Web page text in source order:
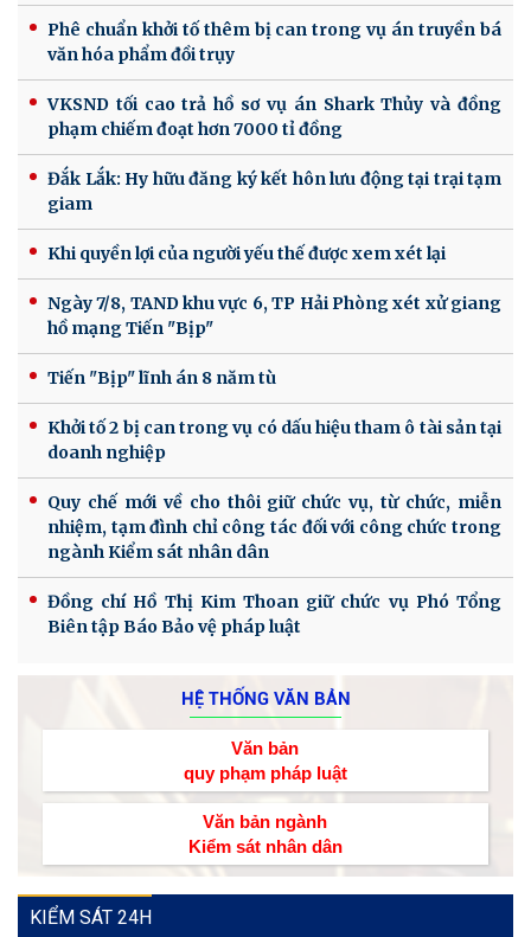
Phê chuẩn khởi tố thêm bị can trong vụ án truyền bá
văn hóa phẩm đồi trụy
VKSND tối cao trả hồ sơ vụ án Shark Thủy và đồng
phạm chiếm đoạt hơn 7000 tỉ đồng
Đắk Lắk: Hy hữu đăng ký kết hôn lưu động tại trại tạm
giam
Khi quyền lợi của người yếu thế được xem xét lại
Ngày 7/8, TAND khu vực 6, TP Hải Phòng xét xử giang
hồ mạng Tiến "Bịp"
Tiến "Bịp" lĩnh án 8 năm tù
Khởi tố 2 bị can trong vụ có dấu hiệu tham ô tài sản tại
doanh nghiệp
Quy chế mới về cho thôi giữ chức vụ, từ chức, miễn
nhiệm, tạm đình chỉ công tác đối với công chức trong
ngành Kiểm sát nhân dân
Đồng chí Hồ Thị Kim Thoan giữ chức vụ Phó Tổng
Biên tập Báo Bảo vệ pháp luật
HỆ THỐNG VĂN BẢN
Văn bản
quy phạm pháp luật
Văn bản ngành
Kiểm sát nhân dân
KIỂM SÁT 24H